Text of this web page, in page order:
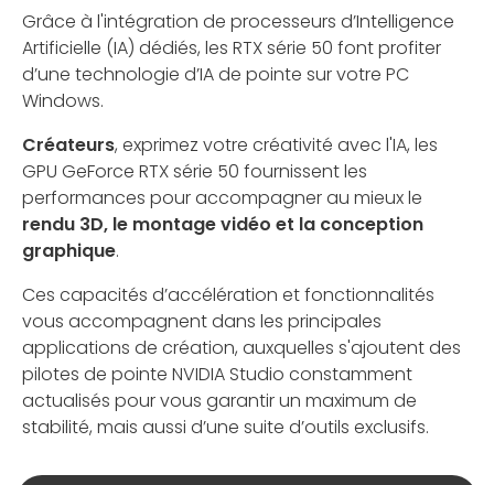
Grâce à l'intégration de processeurs d’Intelligence
Artificielle (IA) dédiés, les RTX série 50 font profiter
d’une technologie d’IA de pointe sur votre PC
Windows.
Créateurs, exprimez votre créativité avec l'IA, les
GPU GeForce RTX série 50 fournissent les
performances pour accompagner au mieux le
rendu 3D, le montage vidéo et la conception
graphique.
Ces capacités d’accélération et fonctionnalités
vous accompagnent dans les principales
applications de création, auxquelles s'ajoutent des
pilotes de pointe NVIDIA Studio constamment
actualisés pour vous garantir un maximum de
stabilité, mais aussi d’une suite d’outils exclusifs.